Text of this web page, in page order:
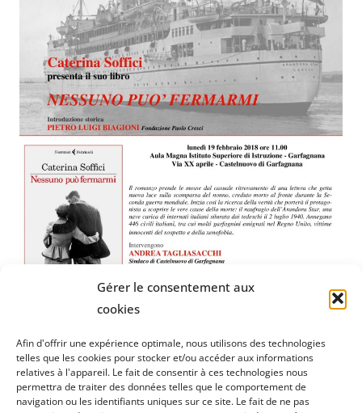
Gérer le consentement aux
cookies
Afin d'offrir une expérience optimale, nous utilisons des technologies
telles que les cookies pour stocker et/ou accéder aux informations
relatives à l'appareil. Le fait de consentir à ces technologies nous
permettra de traiter des données telles que le comportement de
navigation ou les identifiants uniques sur ce site. Le fait de ne pas
Fondation Paolo Crescipour l'histoire de l'émigration
italienne